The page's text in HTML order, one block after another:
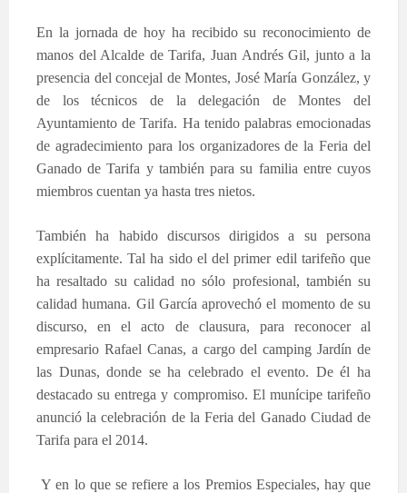
En la jornada de hoy ha recibido su reconocimiento de
manos del Alcalde de Tarifa, Juan Andrés Gil, junto a la
presencia del concejal de Montes, José María González, y
de los técnicos de la delegación de Montes del
Ayuntamiento de Tarifa. Ha tenido palabras emocionadas
de agradecimiento para los organizadoresde la Feria del
Ganado de Tarifa y también para su familia entre cuyos
miembros cuentan ya hasta tres nietos.
También ha habido discursos dirigidos a su persona
explícitamente. Tal ha sido el del primer edil tarifeño que
ha resaltado su calidad no sólo profesional, también su
calidad humana. Gil García aprovechó el momento de su
discurso, en el acto de clausura, para reconocer al
empresario Rafael Canas, a cargo del camping Jardín de
las Dunas, donde se ha celebrado el evento. De él ha
destacado su entrega y compromiso. El munícipe tarifeño
anunció la celebración de la Feria del Ganado Ciudad de
Tarifa para el 2014.
Y en lo que se refiere a los Premios Especiales, hay que